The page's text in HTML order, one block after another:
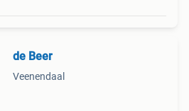
de Beer
Veenendaal